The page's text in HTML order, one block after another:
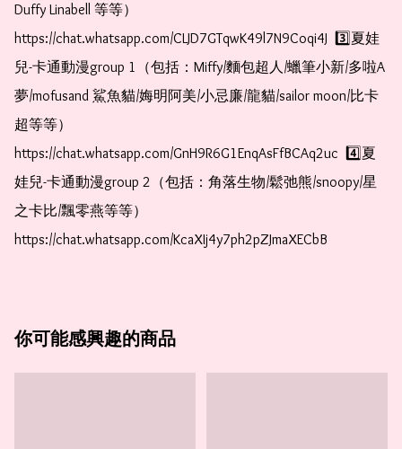
Duffy Linabell 等等）
https://chat.whatsapp.com/CLJD7GTqwK49l7N9Coqi4J  3️⃣夏娃
兒-卡通動漫group 1（包括：Miffy/麵包超人/蠟筆小新/多啦A
夢/mofusand 鯊魚貓/娒明阿美/小忌廉/龍貓/sailor moon/比卡
超等等）
https://chat.whatsapp.com/GnH9R6G1EnqAsFfBCAq2uc  4️⃣夏
娃兒-卡通動漫group 2（包括：角落生物/鬆弛熊/snoopy/星
之卡比/飄零燕等等）
https://chat.whatsapp.com/KcaXIj4y7ph2pZJmaXECbB
你可能感興趣的商品